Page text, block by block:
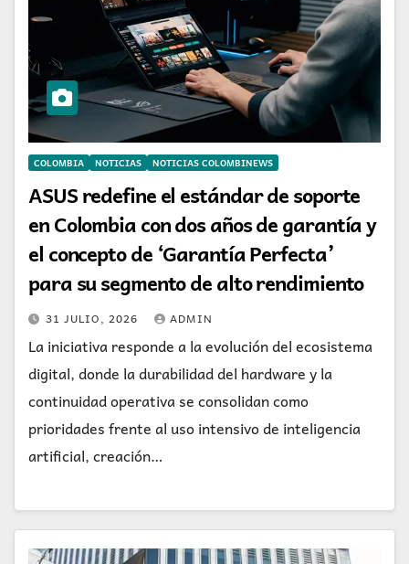
COLOMBIA NOTICIAS NOTICIAS COLOMBINEWS
ASUS redefine el estándar de soporte
en Colombia con dos años de garantía y
el concepto de ‘Garantía Perfecta’
para su segmento de alto rendimiento
31 JULIO, 2026 ADMIN
La iniciativa responde a la evolución del ecosistema
digital, donde la durabilidad del hardware y la
continuidad operativa se consolidan como
prioridades frente al uso intensivo de inteligencia
artificial, creación…